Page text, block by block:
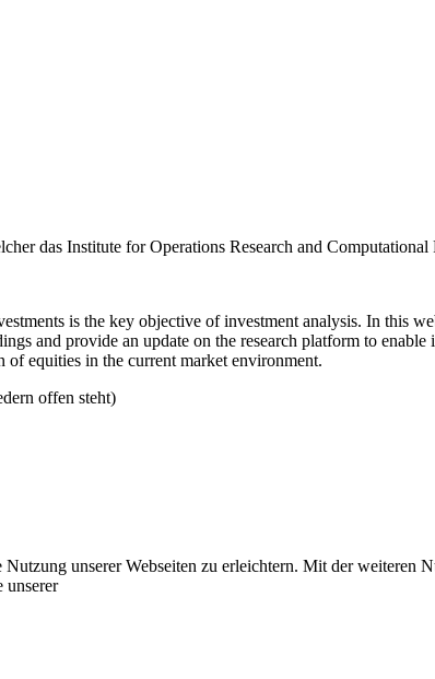
das Institute for Operations Research and Computational
is the key objective of investment analysis. In this
and provide an update on the research platform to
of equities in the current market environment.
offen steht)
unserer Webseiten zu erleichtern. Mit der weiteren
unserer